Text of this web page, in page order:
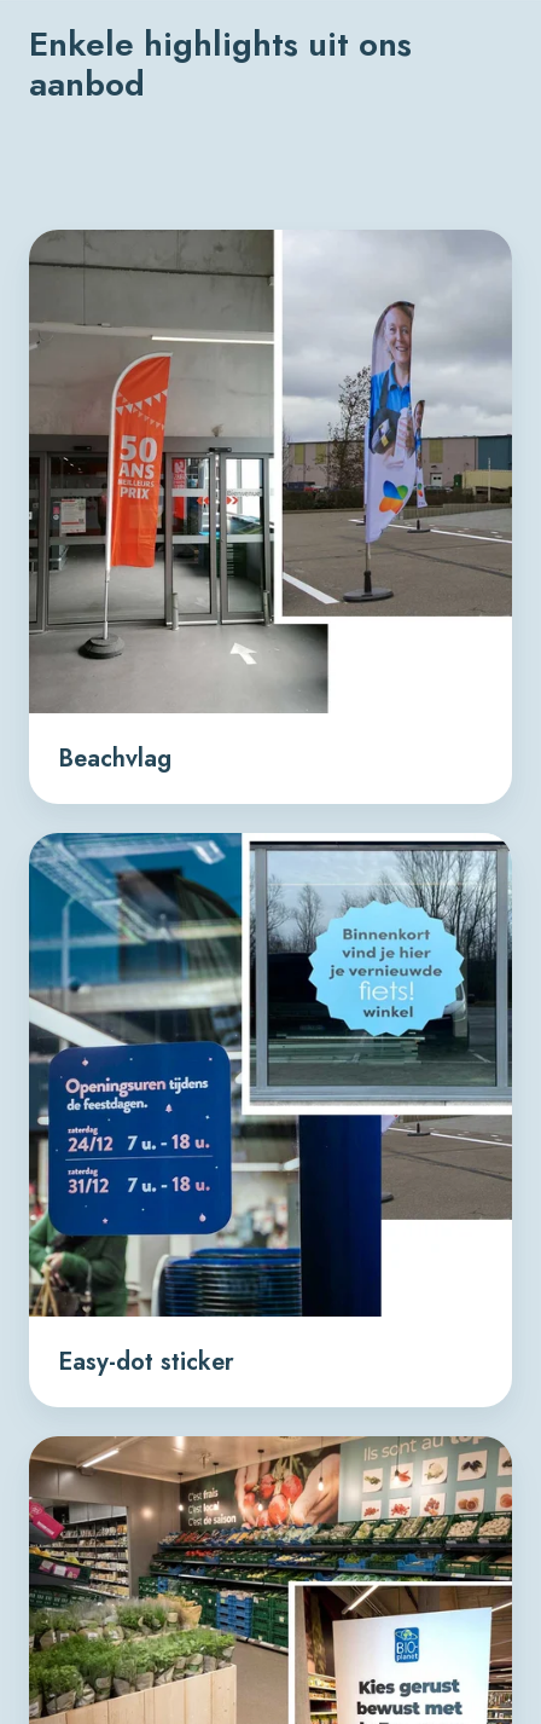
Enkele highlights uit ons
aanbod
Beachvlag
Beachvlag
Easy-dot sticker
Easy-
dot
sticker
Forex
paneel